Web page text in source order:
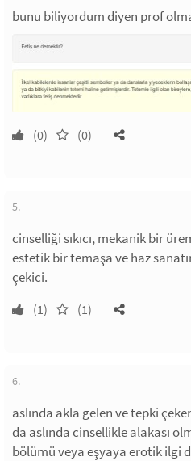
bunu biliyordum diyen prof
(0) (0)
5.
cinselliği sıkıcı, mekanik bir
estetik bir temaşa ve haz
çekici.
(1) (1)
6.
aslında akla gelen ve tepki
da aslında cinsellikle alakası
bölümü veya eşyaya erotik ilgi